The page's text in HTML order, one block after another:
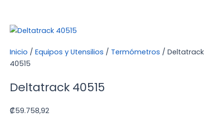
Inicio / Equipos y Utensilios / Termómetros / Deltatrack
40515
Deltatrack 40515
₡59.758,92